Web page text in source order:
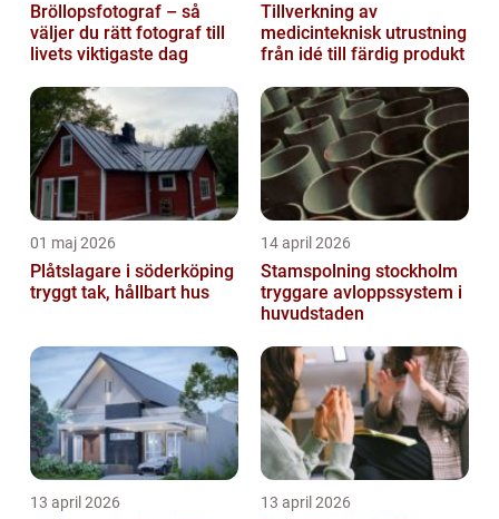
Bröllopsfotograf – så
väljer du rätt fotograf till
livets viktigaste dag
Tillverkning av
medicinteknisk utrustning
från idé till färdig produkt
01 maj 2026
Plåtslagare i söderköping
tryggt tak, hållbart hus
14 april 2026
Stamspolning stockholm
tryggare avloppssystem i
huvudstaden
13 april 2026 13 april 2026